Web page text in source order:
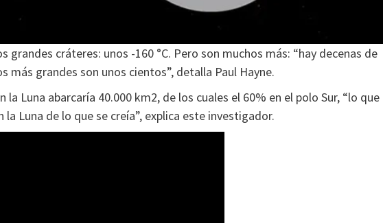
cráteres: unos -160 °C. Pero son muchos más: “hay decenas de
más grandes son unos cientos”, detalla Paul Hayne.
Luna abarcaría 40.000 km2, de los cuales el 60% en el polo Sur, “lo que
Luna de lo que se creía”, explica este investigador.